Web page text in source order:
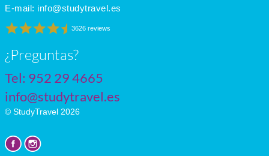
E-mail: info@studytravel.es
3626 reviews
¿Preguntas?
Tel: 952 29 4665
info@studytravel.es
© StudyTravel 2026